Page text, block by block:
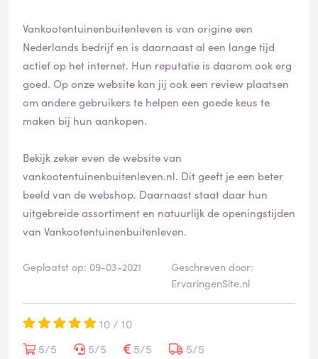
Vankootentuinenbuitenleven is van origine een
Nederlands bedrijf en is daarnaast al een lange tijd
actief op het internet. Hun reputatie is daarom ook erg
goed. Op onze website kan jij ook een review plaatsen
om andere gebruikers te helpen een goede keus te
maken bij hun aankopen.
Bekijk zeker even de website van
vankootentuinenbuitenleven.nl. Dit geeft je een beter
beeld van de webshop. Daarnaast staat daar hun
uitgebreide assortiment en natuurlijk de openingstijden
van Vankootentuinenbuitenleven.
Geplaatst op: 09-03-2021
Geschreven door:
ErvaringenSite.nl
10 / 10
5/5
5/5 5/5
5/5